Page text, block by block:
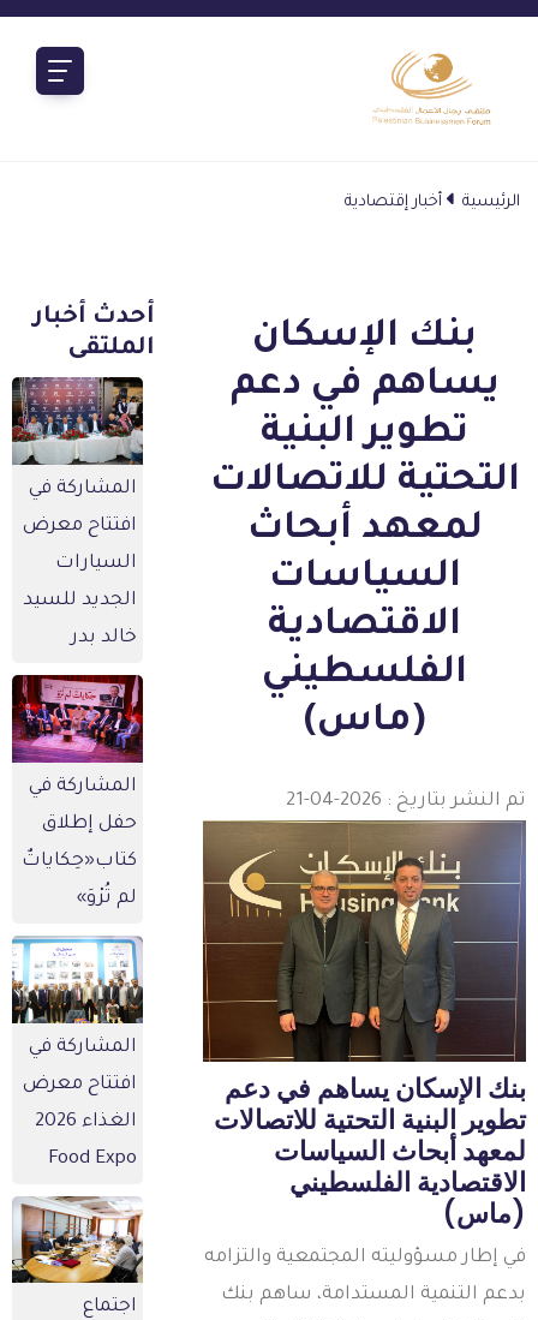
الرئيسية أخبار إقتصادية
بنك الإسكان
يساهم في دعم
تطوير البنية
التحتية للاتصالات
لمعهد أبحاث
السياسات
الاقتصادية
الفلسطيني
(ماس)
النشر بتاريخ : 2026-04-21
الإسكان يساهم في دعم
البنية التحتية للاتصالات
أبحاث السياسات
الفلسطيني
إطار مسؤوليته المجتمعية والتزامه
التنمية المستدامة، ساهم بنك
أحدث أخبار
الملتقى
المشاركة في
افتتاح معرض
السيارات
الجديد للسيد
خالد بدر
المشاركة في
حفل إطلاق
كتاب«حِكاياتٌ
لم تُرْوَ»
المشاركة في
افتتاح معرض
الغذاء 2026
Food Expo
اجتماع